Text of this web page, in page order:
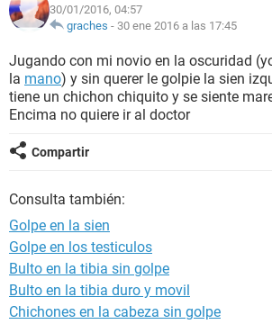
NUTRICIÓN
BIENESTAR
SEXUALIDAD
GLOSARIO
30/01/2016, 04:57
graches - 30 ene 2016 a las 17:45
Jugando con mi novio en la oscuridad
la mano) y sin querer le golpie la sien
tiene un chichon chiquito y se siente
Encima no quiere ir al doctor
Compartir
Consulta también:
Golpe en la sien
Golpe en los testiculos
Bulto en la tibia sin golpe
Bulto en la tibia duro y movil
Chichones en la cabeza sin golpe